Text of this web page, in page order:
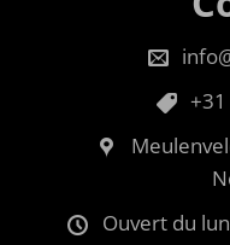
Ouvert du